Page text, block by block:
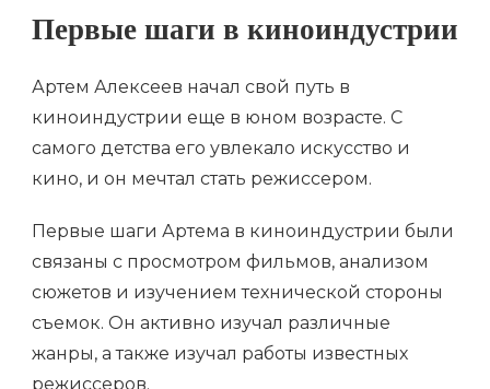
Первые шаги в киноиндустрии
Артем Алексеев начал свой путь в
киноиндустрии еще в юном возрасте. С
самого детства его увлекало искусство и
кино, и он мечтал стать режиссером.
Первые шаги Артема в киноиндустрии были
связаны с просмотром фильмов, анализом
сюжетов и изучением технической стороны
съемок. Он активно изучал различные
жанры, а также изучал работы известных
режиссеров.